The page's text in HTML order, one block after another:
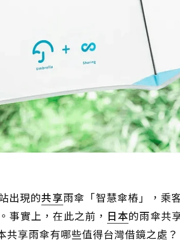
出現的共享雨傘「智慧傘樁」，乘
事實上，在此之前， 日本的雨傘共
享雨傘有哪些值得台灣借鏡之處？